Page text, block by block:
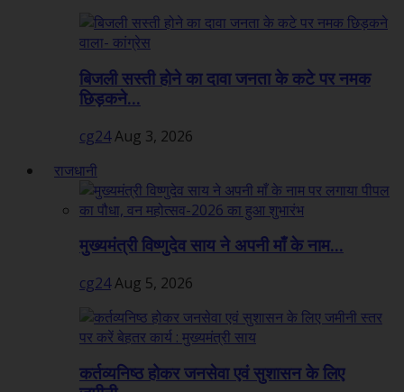
बिजली सस्ती होने का दावा जनता के कटे पर नमक
छिड़कने...
cg24Aug 3, 2026
राजधानी
मुख्यमंत्री विष्णुदेव साय ने अपनी माँ के नाम...
cg24Aug 5, 2026
कर्तव्यनिष्ठ होकर जनसेवा एवं सुशासन के लिए